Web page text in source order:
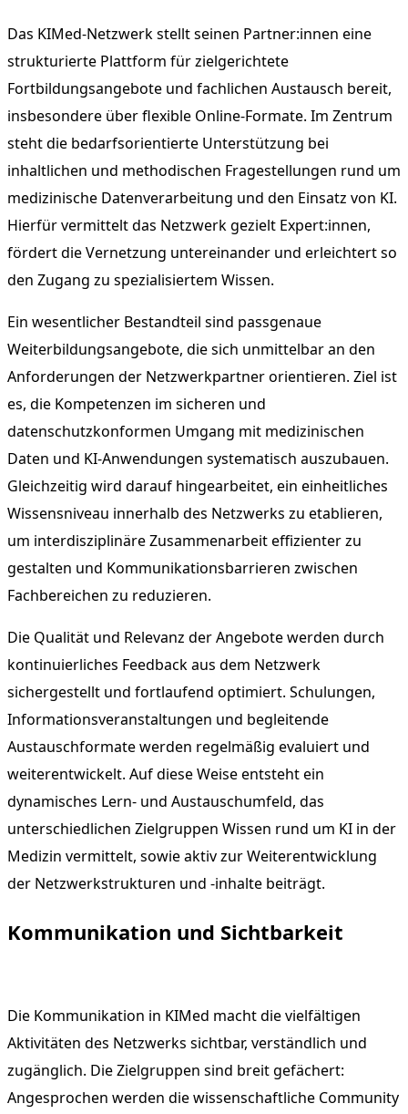
Das KIMed-Netzwerk stellt seinen Partner:innen eine
strukturierte Plattform für zielgerichtete
Fortbildungsangebote und fachlichen Austausch bereit,
insbesondere über flexible Online-Formate. Im Zentrum
steht die bedarfsorientierte Unterstützung bei
inhaltlichen und methodischen Fragestellungen rund um
medizinische Datenverarbeitung und den Einsatz von KI.
Hierfür vermittelt das Netzwerk gezielt Expert:innen,
fördert die Vernetzung untereinander und erleichtert so
den Zugang zu spezialisiertem Wissen.
Ein wesentlicher Bestandteil sind passgenaue
Weiterbildungsangebote, die sich unmittelbar an den
Anforderungen der Netzwerkpartner orientieren. Ziel ist
es, die Kompetenzen im sicheren und
datenschutzkonformen Umgang mit medizinischen
Daten und KI-Anwendungen systematisch auszubauen.
Gleichzeitig wird darauf hingearbeitet, ein einheitliches
Wissensniveau innerhalb des Netzwerks zu etablieren,
um interdisziplinäre Zusammenarbeit effizienter zu
gestalten und Kommunikationsbarrieren zwischen
Fachbereichen zu reduzieren.
Die Qualität und Relevanz der Angebote werden durch
kontinuierliches Feedback aus dem Netzwerk
sichergestellt und fortlaufend optimiert. Schulungen,
Informationsveranstaltungen und begleitende
Austauschformate werden regelmäßig evaluiert und
weiterentwickelt. Auf diese Weise entsteht ein
dynamisches Lern- und Austauschumfeld, das
unterschiedlichen Zielgruppen Wissen rund um KI in der
Medizin vermittelt, sowie aktiv zur Weiterentwicklung
der Netzwerkstrukturen und -inhalte beiträgt.
Kommunikation und Sichtbarkeit
Die Kommunikation in KIMed macht die vielfältigen
Aktivitäten des Netzwerks sichtbar, verständlich und
zugänglich. Die Zielgruppen sind breit gefächert:
Angesprochen werden die wissenschaftliche Community